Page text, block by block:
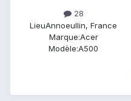
28
LieuAnnoeullin, France
Marque:Acer
Modèle:A500